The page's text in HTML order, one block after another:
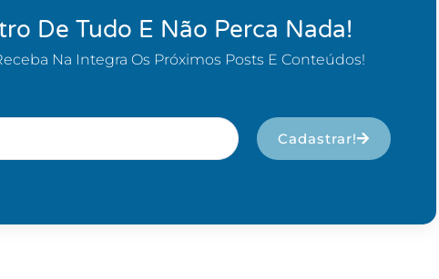
De Tudo E Não Perca Nada!
Na Integra Os Próximos Posts E Conteúdos!
Cadastrar!